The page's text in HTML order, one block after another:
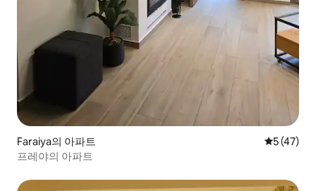
Faraiya의 아파트 평점 5점
5 (47)
프레야의 아파트